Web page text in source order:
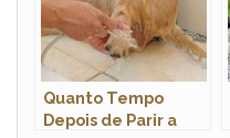
Quanto Tempo
Depois de Parir a